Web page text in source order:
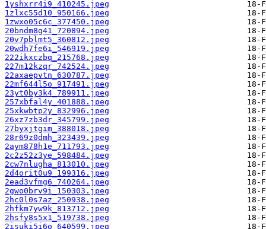
1yshxrr4i9_410245.jpeg
1zlxc55d10_950166.jpeg
1zwxo05c6c_377450.jpeg
20bndm8g41_720894.jpeg
20v7pblmt5_360812.jpeg
20wdh7fe6i_546919.jpeg
222ikxczbq_215768.jpeg
227m12kzqr_742524.jpeg
22axaepvtn_630787.jpeg
22mf644l5o_917491.jpeg
23yt0by3k4_789911.jpeg
257xbfal4y_401888.jpeg
25xkwbtp2y_832996.jpeg
26xz7zb3dr_345799.jpeg
27byxjtgim_388018.jpeg
28r69z0dmh_323439.jpeg
2aym878h1e_711793.jpeg
2c2z52z3ye_598484.jpeg
2cw7nlugha_813010.jpeg
2d4orit0u9_199316.jpeg
2ead3vfmg6_740264.jpeg
2gwo0brv9i_150303.jpeg
2hc0l0s7az_250938.jpeg
2hfkm7yw9k_813712.jpeg
2hsfy8s5x1_519738.jpeg
2isuki5i6o_640599.jpeg